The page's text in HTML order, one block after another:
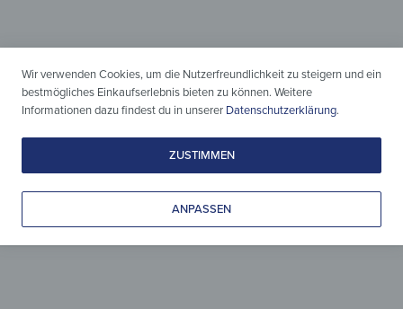
Holz & Design
zeitlos vereint
Leicht gepflegt, liebevoll gestaltet
& zeitlos schön.
Wir verwenden Cookies, um die Nutzerfreundlichkeit zu steigern und ein
bestmögliches Einkaufserlebnis bieten zu können. Weitere
Informationen dazu findest du in unserer Datenschutzerklärung.
ZUSTIMMEN
ANPASSEN